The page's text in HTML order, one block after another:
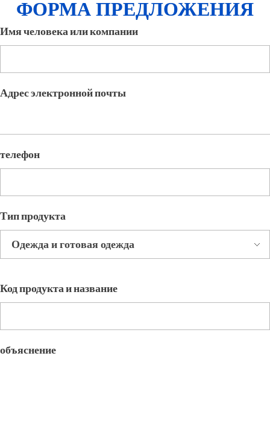
ФОРМА ПРЕДЛОЖЕНИЯ
Имя человека или компании
Адрес электронной почты
телефон
Тип продукта
Код продукта и название
объяснение